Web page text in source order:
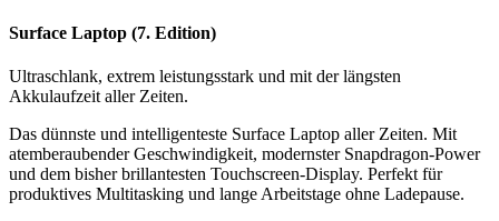
Surface Laptop (7. Edition)
Ultraschlank, extrem leistungsstark und mit der längsten
Akkulaufzeit aller Zeiten.
Das dünnste und intelligenteste Surface Laptop aller Zeiten. Mit
atemberaubender Geschwindigkeit, modernster Snapdragon-Power
und dem bisher brillantesten Touchscreen-Display. Perfekt für
produktives Multitasking und lange Arbeitstage ohne Ladepause.